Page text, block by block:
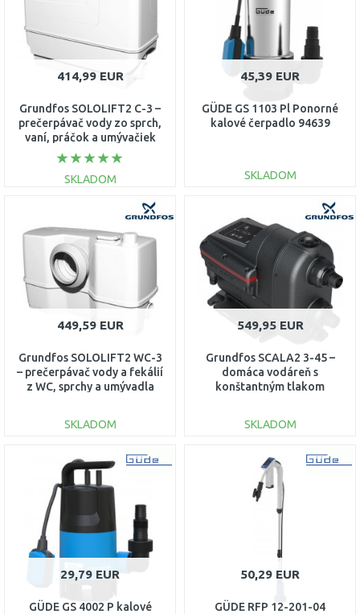
414,99 EUR
Grundfos SOLOLIFT2 C-3 –
prečerpávač vody zo sprch,
vaní, práčok a umývačiek
97775317
SKLADOM
DO KOŠÍKA
Porovnať
45,39 EUR
GÜDE GS 1103 Pl Ponorné
kalové čerpadlo 94639
SKLADOM
Porovnať
449,59 EUR
Grundfos SOLOLIFT2 WC-3
– prečerpávač vody a fekálií
z WC, sprchy a umývadla
SKLADOM
DO KOŠÍKA
Porovnať
549,95 EUR
Grundfos SCALA2 3-45 –
domáca vodáreň s
konštantným tlakom
SKLADOM
DO KOŠÍKA
Porovnať
29,79 EUR
GÜDE GS 4002 P kalové
50,29 EUR
GÜDE RFP 12-201-04